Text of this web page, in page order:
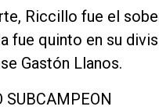
Riccillo fue el
fue quinto en su
Gastón Llanos.
SUBCAMPEON